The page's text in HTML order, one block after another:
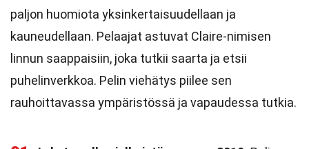
paljon huomiota yksinkertaisuudellaan ja
kauneudellaan. Pelaajat astuvat Claire-nimisen
linnun saappaisiin, joka tutkii saarta ja etsii
puhelinverkkoa. Pelin viehätys piilee sen
rauhoittavassa ympäristössä ja vapaudessa tutkia.